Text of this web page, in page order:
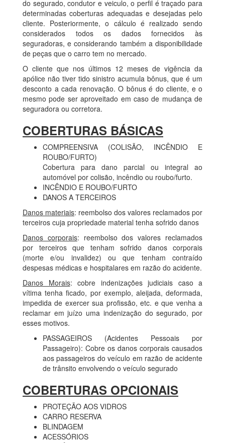
do segurado, condutor e veiculo, o perfil é traçado para
determinadas coberturas adequadas e desejadas pelo
cliente. Posteriormente, o cálculo é realizado sendo
considerados todos os dados fornecidos às
seguradoras, e considerando também a disponibilidade
de peças que o carro tem no mercado.
O cliente que nos últimos 12 meses de vigência da
apólice não tiver tido sinistro acumula bônus, que é um
desconto a cada renovação. O bônus é do cliente, e o
mesmo pode ser aproveitado em caso de mudança de
seguradora ou corretora.
COBERTURAS BÁSICAS
COMPREENSIVA (COLISÃO, INCÊNDIO E
ROUBO/FURTO)
Cobertura para dano parcial ou integral ao
automóvel por colisão, incêndio ou roubo/furto.
INCÊNDIO E ROUBO/FURTO
DANOS A TERCEIROS
Danos materiais: reembolso dos valores reclamados por
terceiros cuja propriedade material tenha sofrido danos
Danos corporais: reembolso dos valores reclamados
por terceiros que tenham sofrido danos corporais
(morte e/ou invalidez) ou que tenham contraído
despesas médicas e hospitalares em razão do acidente.
Danos Morais: cobre indenizações judiciais caso a
vítima tenha ficado, por exemplo, aleijada, deformada,
impedida de exercer sua profissão, etc. e que venha a
reclamar em juízo uma indenização do segurado, por
esses motivos.
PASSAGEIROS (Acidentes Pessoais por
Passageiro): Cobre os danos corporais causados
aos passageiros do veículo em razão de acidente
de trânsito envolvendo o veículo segurado
COBERTURAS OPCIONAIS
PROTEÇÃO AOS VIDROS
CARRO RESERVA
BLINDAGEM
ACESSÓRIOS